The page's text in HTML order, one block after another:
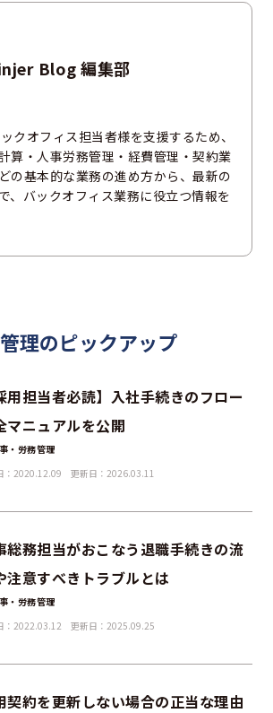
Blog 編集部
オフィス担当者様を支援するため、
算・人事労務管理・経費管理・契約業
の基本的な業務の進め方から、最新の
、バックオフィス業務に役立つ情報を
理のピックアップ
用担当者必読】入社手続きのフロー
マニュアルを公開
・労務管理
：2020.12.09
更新日：2026.03.11
総務担当がおこなう退職手続きの流
注意すべきトラブルとは
・労務管理
：2022.03.12
更新日：2025.09.25
契約を更新しない場合の正当な理由